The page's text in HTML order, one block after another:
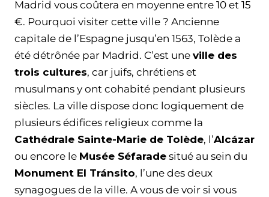
Madrid vous coûtera en moyenne entre 10 et 15
€. Pourquoi visiter cette ville ? Ancienne
capitale de l’Espagne jusqu’en 1563, Tolède a
été détrônée par Madrid. C’est une ville des
trois cultures, car juifs, chrétiens et
musulmans y ont cohabité pendant plusieurs
siècles. La ville dispose donc logiquement de
plusieurs édifices religieux comme la
Cathédrale Sainte-Marie de Tolède, l’Alcázar
ou encore le Musée Séfarade situé au sein du
Monument El Tránsito, l’une des deux
synagogues de la ville. A vous de voir si vous